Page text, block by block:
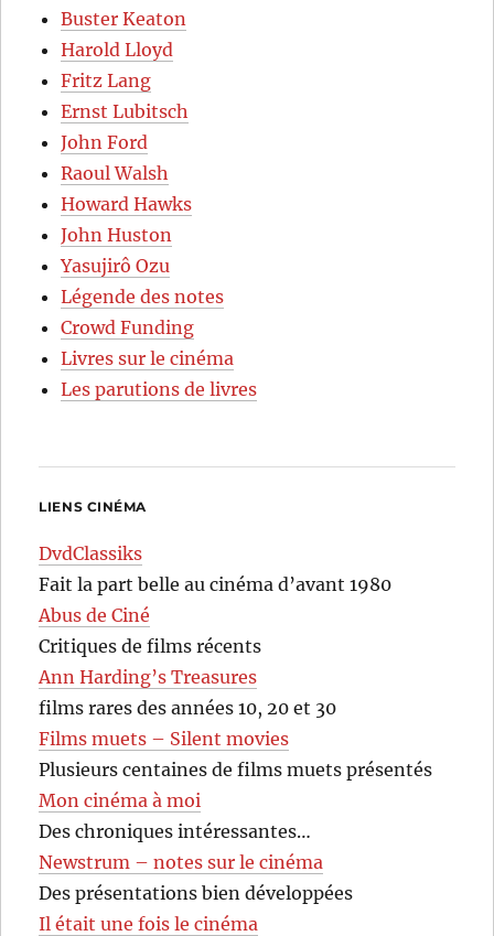
Buster Keaton
Harold Lloyd
Fritz Lang
Ernst Lubitsch
John Ford
Raoul Walsh
Howard Hawks
John Huston
Yasujirô Ozu
Légende des notes
Crowd Funding
Livres sur le cinéma
Les parutions de livres
LIENS CINÉMA
DvdClassiks
Fait la part belle au cinéma d’avant 1980
Abus de Ciné
Critiques de films récents
Ann Harding’s Treasures
films rares des années 10, 20 et 30
Films muets – Silent movies
Plusieurs centaines de films muets présentés
Mon cinéma à moi
Des chroniques intéressantes…
Newstrum – notes sur le cinéma
Des présentations bien développées
Il était une fois le cinéma